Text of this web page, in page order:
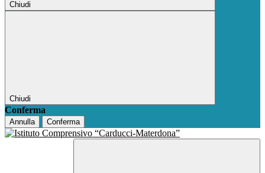
Chiudi
Chiudi
Conferma
Annulla Conferma